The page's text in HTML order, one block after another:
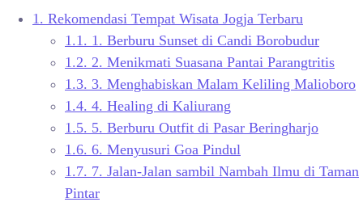
1. Rekomendasi Tempat Wisata Jogja Terbaru
1.1. 1. Berburu Sunset di Candi Borobudur
1.2. 2. Menikmati Suasana Pantai Parangtritis
1.3. 3. Menghabiskan Malam Keliling Malioboro
1.4. 4. Healing di Kaliurang
1.5. 5. Berburu Outfit di Pasar Beringharjo
1.6. 6. Menyusuri Goa Pindul
1.7. 7. Jalan-Jalan sambil Nambah Ilmu di Taman
Pintar